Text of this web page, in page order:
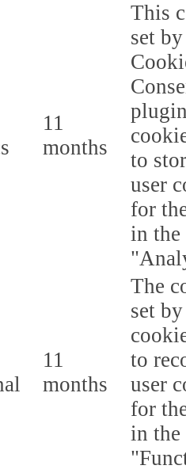
11
months
This
set
to
user
for
in the
11
months
The
set
to
user
for
in the